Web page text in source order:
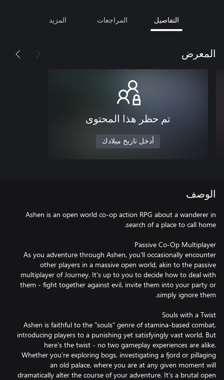
التفاصيل المراجعات المزيد
المعرض
تم حظر هذا المحتوى
أدخل تاريخ ميلادك
الوصف
Ashen is an open world co-op action RPG about a wanderer in
As you adventure through Ashen, you'll occasionally encounter
other players in a massive open world, akin to the passive
multiplayer of Journey. It's up to you to decide how to deal with
them - fight together against evil, invite them into your party or
Ashen is faithful to the "souls" genre of stamina-based combat,
introducing players to a punishing yet satisfyingly vast world. But
here’s the twist - no two gameplay experiences are alike.
Whether you’re exploring bogs, investigating a fjord or pillaging
an old palace, where you are at any given moment will
dramatically alter the course of your adventure. It's a brutal open